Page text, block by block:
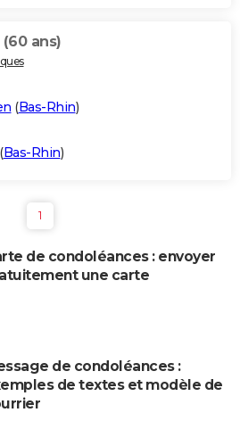
(60 ans)
(Bas-Rhin)
(Bas-Rhin)
1
de condoléances : envoyer
une carte
de condoléances :
de textes et modèle de